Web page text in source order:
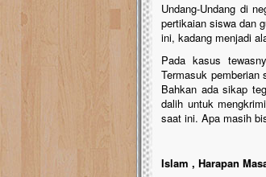
Undang-Undang di
pertikaian siswa dan
ini, kadang menjadi
Pada kasus
Termasuk pemberian
Bahkan ada sikap
dalih untuk
saat ini. Apa masih
Islam , Harapan